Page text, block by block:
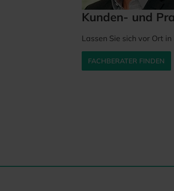
Kunden- und
Lassen Sie sich vor Ort
FACHBERATER FINDEN